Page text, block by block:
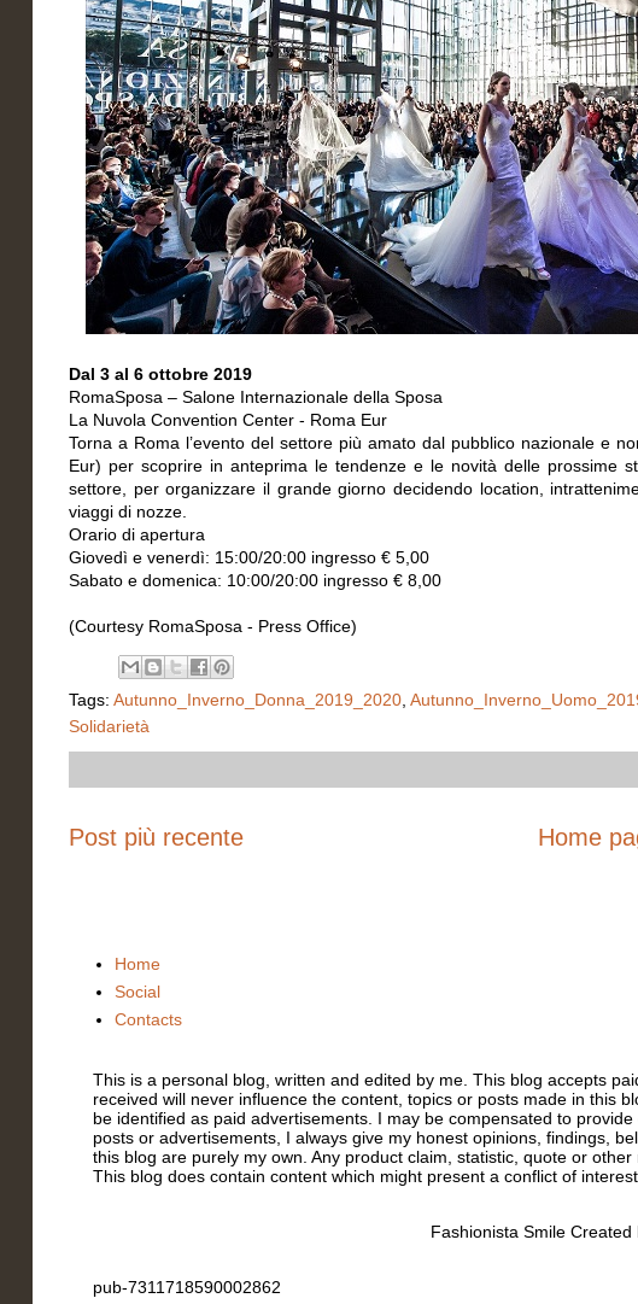
Dal 3 al 6 ottobre 2019
RomaSposa – Salone Internazionale della Sposa
La Nuvola Convention Center - Roma Eur
Torna a Roma l’evento del settore più amato dal pubblico nazionale e
Eur) per scoprire in anteprima le tendenze e le novità delle prossime
settore, per organizzare il grande giorno decidendo location,
viaggi di nozze.
Orario di apertura
Giovedì e venerdì: 15:00/20:00 ingresso € 5,00
Sabato e domenica: 10:00/20:00 ingresso € 8,00
(Courtesy RomaSposa - Press Office)
Tags: Autunno_Inverno_Donna_2019_2020
Solidarietà
Post più recente Home
Home
Social
Contacts
This is a personal blog, written and edited by me. This blog accepts
received will never influence the content, topics or posts made in this
be identified as paid advertisements. I may be compensated to
posts or advertisements, I always give my honest opinions, findings,
this blog are purely my own. Any product claim, statistic, quote or
This blog does contain content which might present a conflict of
Fashionista Smile
pub-7311718590002862